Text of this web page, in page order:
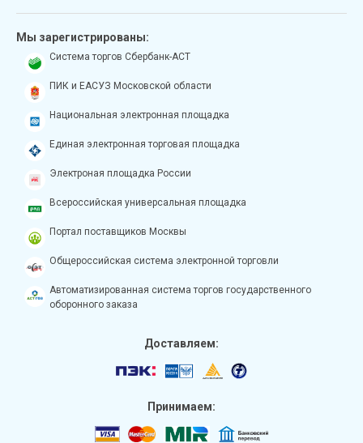
Мы зарегистрированы:
Система торгов Сбербанк-АСТ
ПИК и ЕАСУЗ Московской области
Национальная электронная площадка
Единая электронная торговая площадка
Электроная площадка России
Всероссийская универсальная площадка
Портал поставщиков Москвы
Общероссийская система электронной торговли
Автоматизированная система торгов государственного
оборонного заказа
Доставляем:
Принимаем: